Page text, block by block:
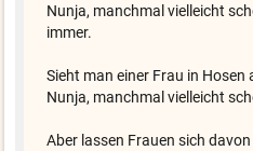
Nunja, manchmal vielleicht
immer.
Sieht man einer Frau in Hosen
Nunja, manchmal vielleicht
Aber lassen Frauen sich